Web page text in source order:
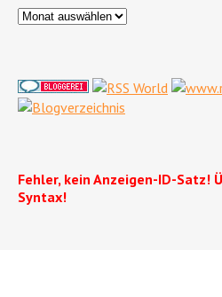
Fehler, kein Anzeigen-ID-Satz!
Syntax!